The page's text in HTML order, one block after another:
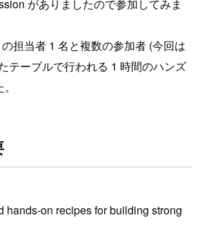
がありましたので参加してみま
担当者 1 名と複数の参加者 (今回は
テーブルで行われる 1 時間のハンズ
hands-on recipes for building strong